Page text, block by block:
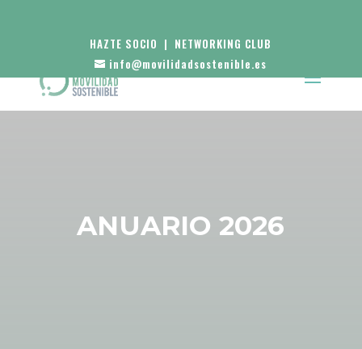
HAZTE SOCIO | NETWORKING CLUB
info@movilidadsostenible.es
ANUARIO 2026